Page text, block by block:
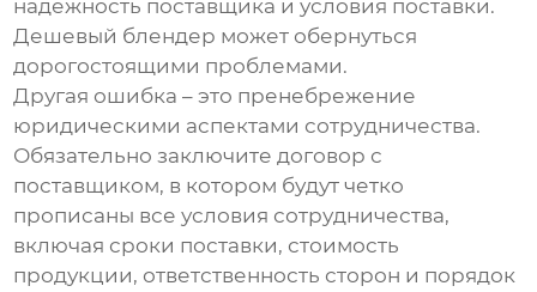
надежность поставщика и условия поставки.
Дешевый блендер может обернуться
дорогостоящими проблемами.
Другая ошибка – это пренебрежение
юридическими аспектами сотрудничества.
Обязательно заключите договор с
поставщиком, в котором будут четко
прописаны все условия сотрудничества,
включая сроки поставки, стоимость
продукции, ответственность сторон и порядок